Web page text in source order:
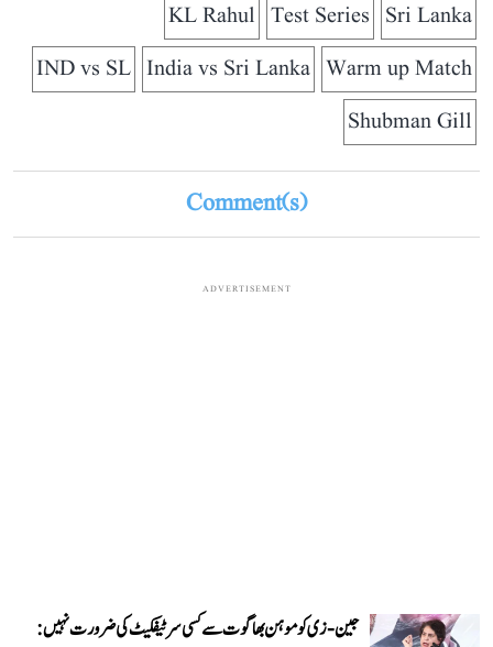
Sri Lanka
Test Series
KL Rahul
Warm up Match
India vs Sri Lanka
IND vs SL
Shubman Gill
Comment(s)
ADVERTISEMENT
جین-زی کو موہن بھاگوت سے کسی سرٹیفکیٹ کی ضرورت نہیں: